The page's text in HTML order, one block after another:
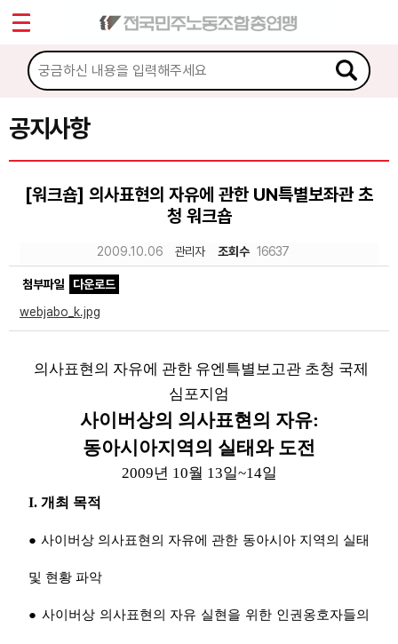
공지사항
[워크숍] 의사표현의 자유에 관한 UN특별보좌관 초
청 워크숍
2009.10.06 관리자 조회수 16637
첨부파일
다운로드
webjabo_k.jpg
의사표현의 자유에 관한 유엔특별보고관 초청 국제
심포지엄
사이버상의 의사표현의 자유:
동아시아지역의 실태와 도전
2009년 10월 13일~14일
I. 개최 목적
● 사이버상 의사표현의 자유에 관한 동아시아 지역의 실태
및 현황 파악
● 사이버상 의사표현의 자유 실현을 위한 인권옹호자들의
마이페이지
소개
소식
공지사항
성명·보도
노동상담
자료
Sketchbook5, 스케치북5
Sketchbook5, 스케치북5